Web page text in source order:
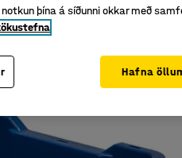
þína á síðunni okkar með
Hafna